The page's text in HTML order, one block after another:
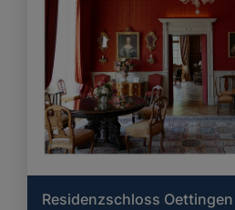
Residenzschloss Oettingen